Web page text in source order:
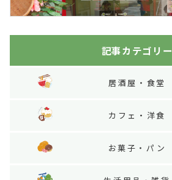
記事カテゴリー
居酒屋・食堂
カフェ・洋食
お菓子・パン